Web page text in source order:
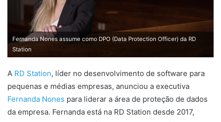
Fernanda Nones assume como DPO (Data Protection Officer) da RD
Station
A RD Station, líder no desenvolvimento de software para
pequenas e médias empresas, anunciou a executiva
Fernanda Nones para liderar a área de proteção de dados
da empresa. Fernanda está na RD Station desde 2017,